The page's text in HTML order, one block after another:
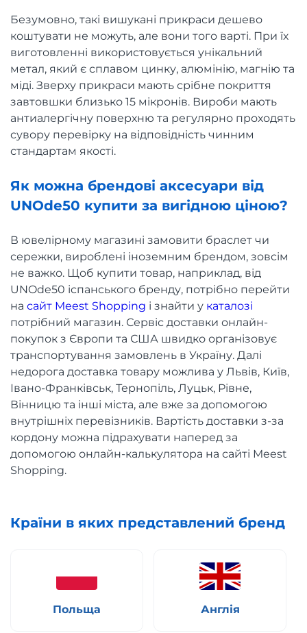
Безумовно, такі вишукані прикраси дешево
коштувати не можуть, але вони того варті. При їх
виготовленні використовується унікальний
метал, який є сплавом цинку, алюмінію, магнію та
міді. Зверху прикраси мають срібне покриття
завтовшки близько 15 мікронів. Вироби мають
антиалергічну поверхню та регулярно проходять
сувору перевірку на відповідність чинним
стандартам якості.
Як можна брендові аксесуари від
UNOde50 купити за вигідною ціною?
В ювелірному магазині замовити браслет чи
сережки, вироблені іноземним брендом, зовсім
не важко. Щоб купити товар, наприклад, від
UNOde50 іспанського бренду, потрібно перейти
на сайт Meest Shopping і знайти у каталозі
потрібний магазин. Сервіс доставки онлайн-
покупок з Європи та США швидко організовує
транспортування замовлень в Україну. Далі
недорога доставка товару можлива у Львів, Київ,
Івано-Франківськ, Тернопіль, Луцьк, Рівне,
Вінницю та інші міста, але вже за допомогою
внутрішніх перевізників. Вартість доставки з-за
кордону можна підрахувати наперед за
допомогою онлайн-калькулятора на сайті Meest
Shopping.
Країни в яких представлений бренд
Польща Англія